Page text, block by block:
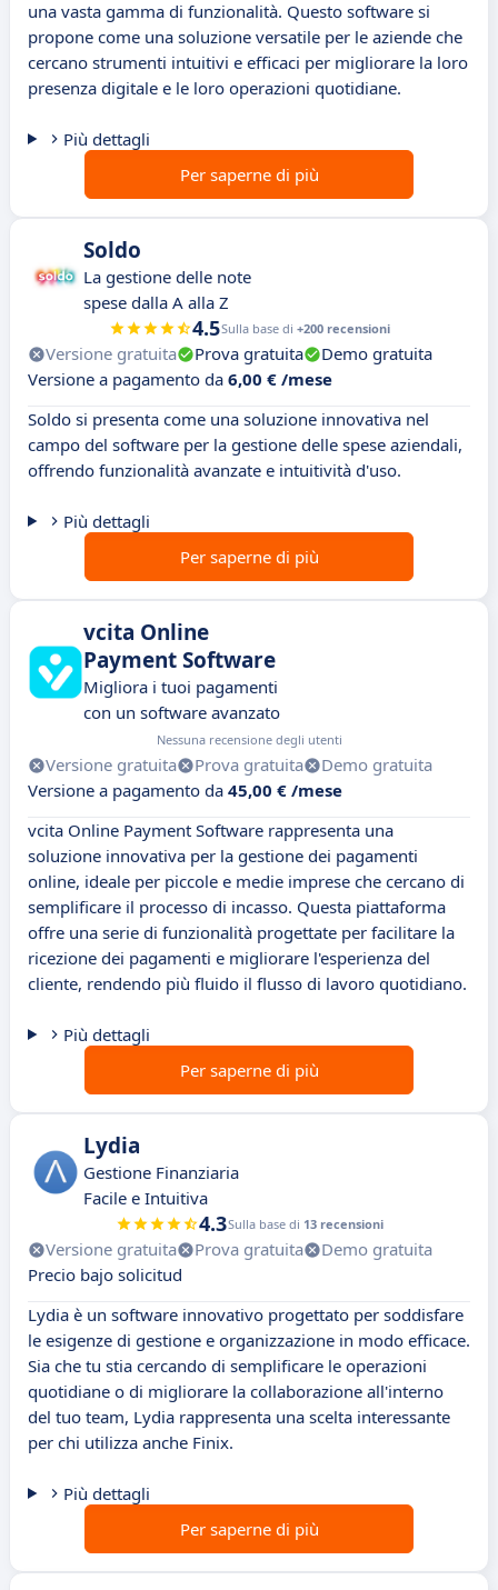
una vasta gamma di funzionalità. Questo software si
propone come una soluzione versatile per le aziende che
cercano strumenti intuitivi e efficaci per migliorare la loro
presenza digitale e le loro operazioni quotidiane.
Più dettagli
Per saperne di più
Soldo
La gestione delle note
spese dalla A alla Z
4.5Sulla base di +200 recensioni
Versione gratuita Prova gratuita
Demo gratuita
Versione a pagamento da 6,00 € /mese
Soldo si presenta come una soluzione innovativa nel
campo del software per la gestione delle spese aziendali,
offrendo funzionalità avanzate e intuitività d'uso.
Più dettagli
Per saperne di più
vcita Online
Payment Software
Migliora i tuoi pagamenti
con un software avanzato
Nessuna recensione degli utenti
Versione gratuita Prova gratuita
Demo gratuita
Versione a pagamento da 45,00 € /mese
vcita Online Payment Software rappresenta una
soluzione innovativa per la gestione dei pagamenti
online, ideale per piccole e medie imprese che cercano di
semplificare il processo di incasso. Questa piattaforma
offre una serie di funzionalità progettate per facilitare la
ricezione dei pagamenti e migliorare l'esperienza del
cliente, rendendo più fluido il flusso di lavoro quotidiano.
Più dettagli
Per saperne di più
Lydia
Gestione Finanziaria
Facile e Intuitiva
4.3Sulla base di 13 recensioni
Versione gratuita Prova gratuita
Demo gratuita
Precio bajo solicitud
Lydia è un software innovativo progettato per soddisfare
le esigenze di gestione e organizzazione in modo efficace.
Sia che tu stia cercando di semplificare le operazioni
quotidiane o di migliorare la collaborazione all'interno
del tuo team, Lydia rappresenta una scelta interessante
per chi utilizza anche Finix.
Più dettagli
Per saperne di più